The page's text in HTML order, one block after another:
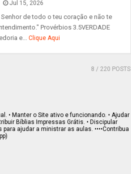
Jul 15, 2026
Senhor de todo o teu coração e não te
Provérbios 3.5VERDADE
e... Clique Aqui
8 / 220 POSTS
• Manter o Site ativo e funcionando. • Ajudar
Bíblias Impressas Grátis. • Discipular
ajudar a ministrar as aulas. ••••Contribua